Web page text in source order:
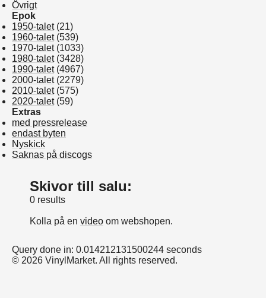
Övrigt
Epok
1950-talet(21)
1960-talet(539)
1970-talet(1033)
1980-talet(3428)
1990-talet(4967)
2000-talet(2279)
2010-talet(575)
2020-talet(59)
Extras
med pressrelease
endast byten
Nyskick
Saknas på discogs
Skivor till salu:
0 results
Kolla på en video om webshopen.
Query done in: 0.014212131500244 seconds
© 2026 VinylMarket. All rights reserved.